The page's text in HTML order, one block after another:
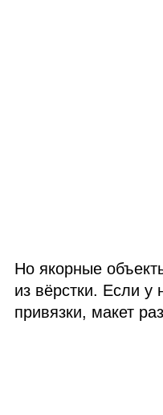
Но якорные
из вёрстки. Если у
привязки, макет